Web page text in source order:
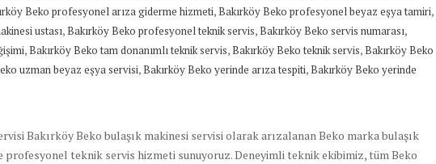
Beko profesyonel arıza giderme hizmeti,Bakırköy Beko profesyonel beyaz eşya tamiri,
ustası,Bakırköy Beko profesyonel teknik servis,Bakırköy Beko servis numarası,
,Bakırköy Beko tam donanımlı teknik servis,Bakırköy Beko teknik servis,Bakırköy Beko
uzman beyaz eşya servisi,Bakırköy Beko yerinde arıza tespiti,Bakırköy Beko yerinde
Bakırköy Beko bulaşık makinesi servisi olarak arızalanan Beko marka bulaşık
profesyonel teknik servis hizmeti sunuyoruz. Deneyimli teknik ekibimiz, tüm Beko